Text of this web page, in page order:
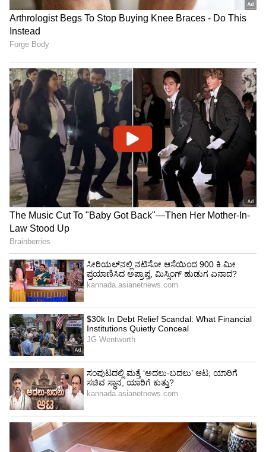
ನವಿಲುಗರಿಯನ್ನು ಬಾಡಿಗೆಗೆ ತೆಗೆದುಕೊಳ್ಳೋದು ಕೂಡ ವನ್ಯ
ಜೀವಿ 1972 ಆಕ್ಟ್ ಪ್ರಕಾರ ತಪ್ಪು ಅಂತ ಹೇಳುತ್ತಿದ್ದಾರೆ. ಆದ್ರೆ
ಇದು ನಮಗೆ ಗೊತ್ತಿರಲಿಲ್ಲ. ನವಿಲು ಗರಿ ಬಳಸಿ ಡಾನ್ಸ್
ಮಾಡಿದ್ದಕ್ಕೆ ನಾನು ಕ್ಷಮೆ ಕೇಳ್ತೀನಿ. ಇನ್ಮುಂದೆ ಈ ರೀತಿ ತಪ್ಪು
ಆಗದಂತೆ ಜಾಗ್ರತೆ ವಹಿಸುತ್ತೇನೆ ಎಂದು ಕಿಶನ್ ಸ್ಪಷ್ಟನೆ
ನೀಡಿದ್ದಾರೆ.
4
6
Image Credit : Kishen Bilagali Instagram